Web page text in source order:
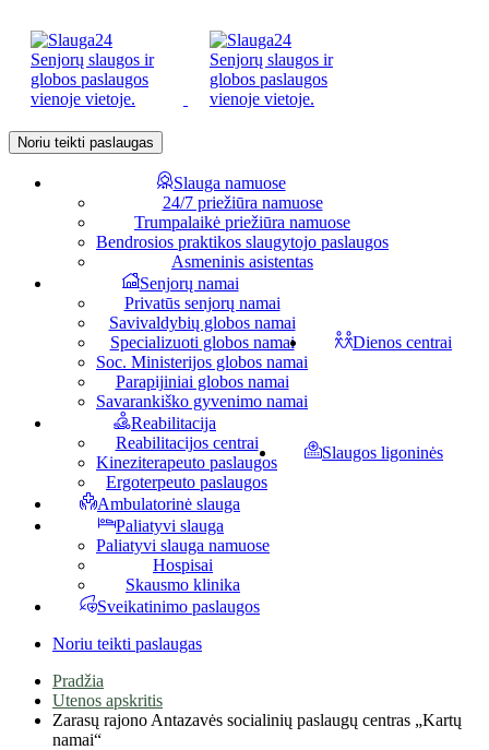
Noriu teikti paslaugas
Slauga namuose
24/7 priežiūra namuose
Trumpalaikė priežiūra namuose
Bendrosios praktikos slaugytojo paslaugos
Asmeninis asistentas
Senjorų namai
Privatūs senjorų namai
Savivaldybių globos namai
Specializuoti globos namai
Soc. Ministerijos globos namai
Parapijiniai globos namai
Savarankiško gyvenimo namai
Dienos centrai
Reabilitacija
Reabilitacijos centrai
Kineziterapeuto paslaugos
Ergoterpeuto paslaugos
Slaugos ligoninės
Ambulatorinė slauga
Paliatyvi slauga
Paliatyvi slauga namuose
Hospisai
Skausmo klinika
Sveikatinimo paslaugos
Noriu teikti paslaugas
Pradžia
Utenos apskritis
Zarasų rajono Antazavės socialinių paslaugų centras „Kartų
namai“